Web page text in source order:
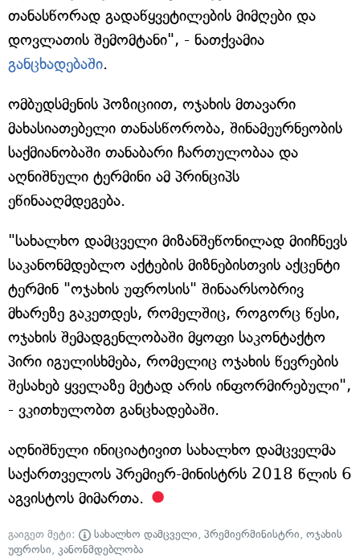
თანასწორად გადაწყვეტილების მიმღები და
დოვლათის შემომტანი", - ნათქვამია
განცხადებაში.
ომბუდსმენის პოზიციით, ოჯახის მთავარი
მახასიათებელი თანასწორობა, შინამეურნეობის
საქმიანობაში თანაბარი ჩართულობაა და
აღნიშნული ტერმინი ამ პრინციპს
ეწინააღმდეგება.
"სახალხო დამცველი მიზანშეწონილად მიიჩნევს
საკანონმდებლო აქტების მიზნებისთვის აქცენტი
ტერმინ "ოჯახის უფროსის" შინაარსობრივ
მხარეზე გაკეთდეს, რომელშიც, როგორც წესი,
ოჯახის შემადგენლობაში მყოფი საკონტაქტო
პირი იგულისხმება, რომელიც ოჯახის წევრების
შესახებ ყველაზე მეტად არის ინფორმირებული",
- ვკითხულობთ განცხადებაში.
აღნიშნული ინიციატივით სახალხო დამცველმა
საქართველოს პრემიერ-მინისტრს 2018 წლის 6
აგვისტოს მიმართა.
გაიგეთ მეტი: სახალხო დამცველი, პრემიერმინისტრი, ოჯახის
უფროსი, კანონმდებლობა